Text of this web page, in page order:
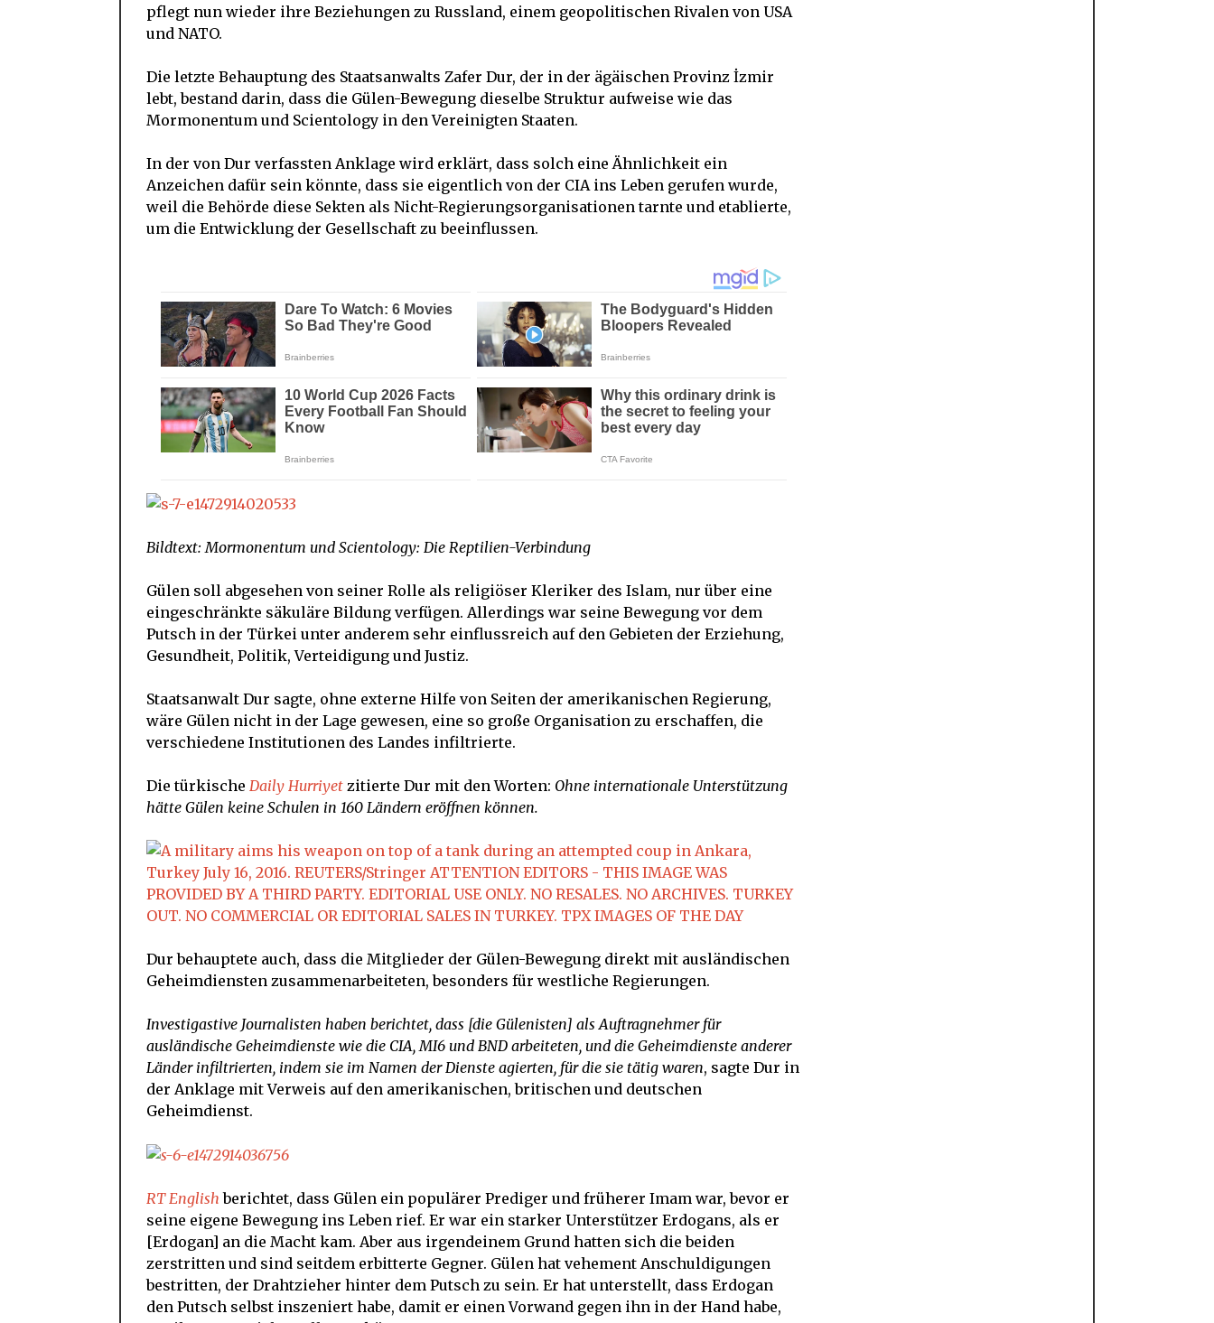
pflegt nun wieder ihre Beziehungen zu Russland, einem geopolitischen Rivalen von USA
und NATO.
Die letzte Behauptung des Staatsanwalts Zafer Dur, der in der ägäischen Provinz İzmir
lebt, bestand darin, dass die Gülen-Bewegung dieselbe Struktur aufweise wie das
Mormonentum und Scientology in den Vereinigten Staaten.
In der von Dur verfassten Anklage wird erklärt, dass solch eine Ähnlichkeit ein
Anzeichen dafür sein könnte, dass sie eigentlich von der CIA ins Leben gerufen wurde,
weil die Behörde diese Sekten als Nicht-Regierungsorganisationen tarnte und etablierte,
um die Entwicklung der Gesellschaft zu beeinflussen.
Bildtext: Mormonentum und Scientology: Die Reptilien-Verbindung
Gülen soll abgesehen von seiner Rolle als religiöser Kleriker des Islam, nur über eine
eingeschränkte säkuläre Bildung verfügen. Allerdings war seine Bewegung vor dem
Putsch in der Türkei unter anderem sehr einflussreich auf den Gebieten der Erziehung,
Gesundheit, Politik, Verteidigung und Justiz.
Staatsanwalt Dur sagte, ohne externe Hilfe von Seiten der amerikanischen Regierung,
wäre Gülen nicht in der Lage gewesen, eine so große Organisation zu erschaffen, die
verschiedene Institutionen des Landes infiltrierte.
Die türkische Daily Hurriyet zitierte Dur mit den Worten: Ohne internationale Unterstützung
hätte Gülen keine Schulen in 160 Ländern eröffnen können.
Dur behauptete auch, dass die Mitglieder der Gülen-Bewegung direkt mit ausländischen
Geheimdiensten zusammenarbeiteten, besonders für westliche Regierungen.
Investigastive Journalisten haben berichtet, dass [die Gülenisten] als Auftragnehmer für
ausländische Geheimdienste wie die CIA, MI6 und BND arbeiteten, und die Geheimdienste anderer
Länder infiltrierten, indem sie im Namen der Dienste agierten, für die sie tätig waren, sagte Dur in
der Anklage mit Verweis auf den amerikanischen, britischen und deutschen
Geheimdienst.
RT English berichtet, dass Gülen ein populärer Prediger und früherer Imam war, bevor er
seine eigene Bewegung ins Leben rief. Er war ein starker Unterstützer Erdogans, als er
[Erdogan] an die Macht kam. Aber aus irgendeinem Grund hatten sich die beiden
zerstritten und sind seitdem erbitterte Gegner. Gülen hat vehement Anschuldigungen
bestritten, der Drahtzieher hinter dem Putsch zu sein. Er hat unterstellt, dass Erdogan
den Putsch selbst inszeniert habe, damit er einen Vorwand gegen ihn in der Hand habe,